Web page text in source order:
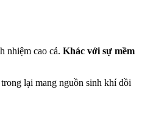
nhiệm cao cả. Khác với sự mềm
lại mang nguồn sinh khí dồi